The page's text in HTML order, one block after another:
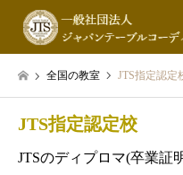
全国の教室 JTS指定認定
JTS指定認定校
JTSのディプロマ(卒業証